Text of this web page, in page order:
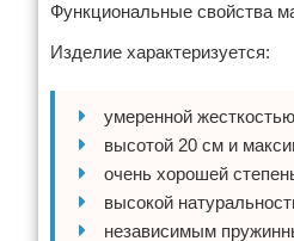
Функциональные свойства
Изделие характеризуется:
умеренной
высотой 20 см и
очень хорошей
высокой
независимым